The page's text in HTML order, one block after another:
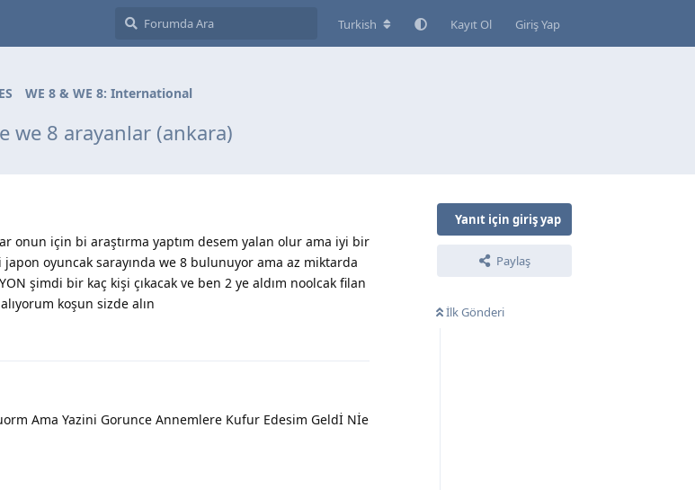
Turkish Kayıt Ol Giriş Yap
WE 8 & WE 8: International
we 8 arayanlar (ankara)
Yanıt için giriş yap
Paylaş
İlk Gönderi
onun için bi araştırma yaptım desem yalan olur ama iyi bir
oyuncak sarayında we 8 bulunuyor ama az miktarda
şimdi bir kaç kişi çıkacak ve ben 2 ye aldım noolcak filan
koşun sizde alın
Ama Yazini Gorunce Annemlere Kufur Edesim Geldİ Nİe